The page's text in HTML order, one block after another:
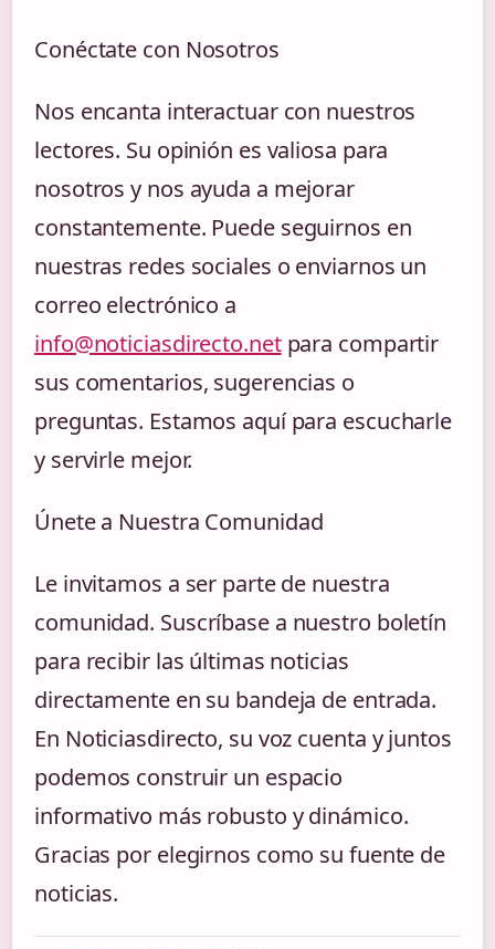
Conéctate con Nosotros
Nos encanta interactuar con nuestros
lectores. Su opinión es valiosa para
nosotros y nos ayuda a mejorar
constantemente. Puede seguirnos en
nuestras redes sociales o enviarnos un
correo electrónico a
info@noticiasdirecto.netpara compartir
sus comentarios, sugerencias o
preguntas. Estamos aquí para escucharle
y servirle mejor.
Únete a Nuestra Comunidad
Le invitamos a ser parte de nuestra
comunidad. Suscríbase a nuestro boletín
para recibir las últimas noticias
directamente en su bandeja de entrada.
En Noticiasdirecto, su voz cuenta y juntos
podemos construir un espacio
informativo más robusto y dinámico.
Gracias por elegirnos como su fuente de
noticias.